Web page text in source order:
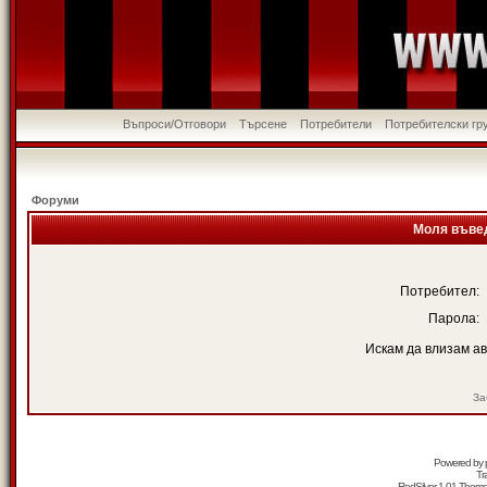
Въпроси/Отговори Търсене Потребители Потребителски
Форуми
Моля
Потребител:
Парола:
Искам да влизам
Powered by